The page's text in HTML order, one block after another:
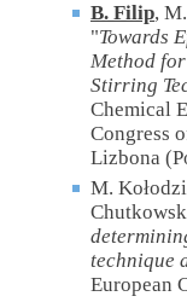
B. Filip,
"Towards
Method
Stirring
Chemical
Congress
Lizbona
M.
technique
European